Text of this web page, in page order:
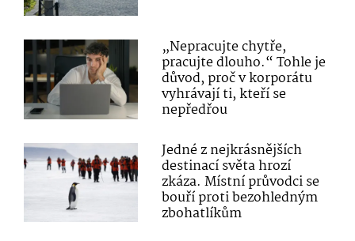
„Nepracujte chytře,
pracujte dlouho.“ Tohle je
důvod, proč v korporátu
vyhrávají ti, kteří se
nepředřou
Jedné z nejkrásnějších
destinací světa hrozí
zkáza. Místní průvodci se
bouří proti bezohledným
zbohatlíkům